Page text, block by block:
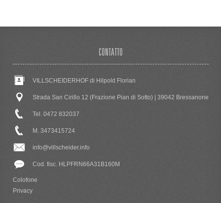
CONTATTO
VILLSCHEIDERHOF di Hilpold Florian
Strada San Cirillo 12 (Frazione Pian di Sotto) | 39042 Bressanone
Tel. 0472 832037
M. 3473415724
info@villscheider.info
Cod. fisc. HLPFRN66A31B160M
Colofone
Privacy